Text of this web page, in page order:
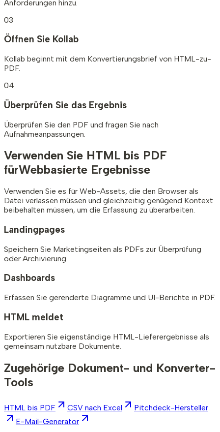
Anforderungen hinzu.
03
Öffnen Sie Kollab
Kollab beginnt mit dem Konvertierungsbrief von HTML-zu-
PDF.
04
Überprüfen Sie das Ergebnis
Überprüfen Sie den PDF und fragen Sie nach
Aufnahmeanpassungen.
Verwenden Sie HTML bis PDF
fürWebbasierte Ergebnisse
Verwenden Sie es für Web-Assets, die den Browser als
Datei verlassen müssen und gleichzeitig genügend Kontext
beibehalten müssen, um die Erfassung zu überarbeiten.
Landingpages
Speichern Sie Marketingseiten als PDFs zur Überprüfung
oder Archivierung.
Dashboards
Erfassen Sie gerenderte Diagramme und UI-Berichte in PDF.
HTML meldet
Exportieren Sie eigenständige HTML-Lieferergebnisse als
gemeinsam nutzbare Dokumente.
Zugehörige Dokument- und Konverter-
Tools
HTML bis PDF CSV nach Excel
Pitchdeck-Hersteller
E-Mail-Generator